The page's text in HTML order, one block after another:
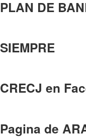
PLAN DE
SIEMPRE
CRECJ en
Pagina de